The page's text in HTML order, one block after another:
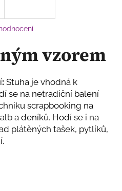
vzorem
: Stuha je vhodná k
se na netradiční balení
scrapbooking na
a deníků. Hodí se i na
plátěných tašek, pytlíků,